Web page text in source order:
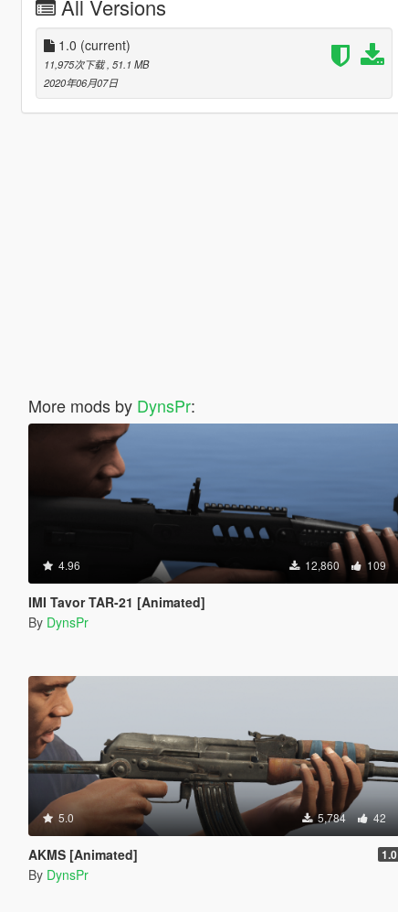
All Versions
1.0 (current)
11,975次下载 , 51.1 MB
2020年06月07日
More mods by DynsPr:
4.96 12,860 109
IMI Tavor TAR-21 [Animated]
By DynsPr
5.0 5,784 42
AKMS [Animated] 1.0
By DynsPr